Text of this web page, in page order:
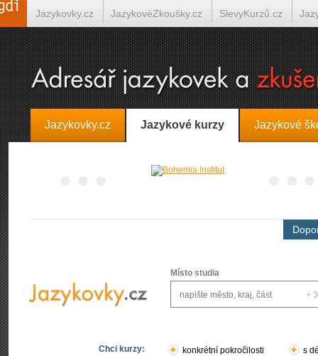
Jazykovky.cz Jazykové kurzy Jazykové
Místo studia
Chci kurzy: konkrétní pokročilosti s
Jazykovky.cz JazykovéZkoušky.cz SlevyKurzů.cz
Španělština on-line Italština on-line Tlumočení-